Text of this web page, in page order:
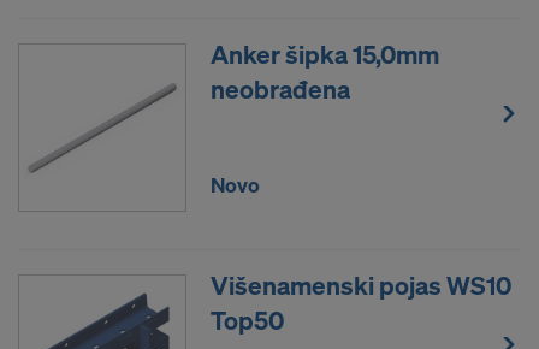
Anker šipka 15,0mm
neobrađena
Novo
Višenamenski pojas WS10
Top50